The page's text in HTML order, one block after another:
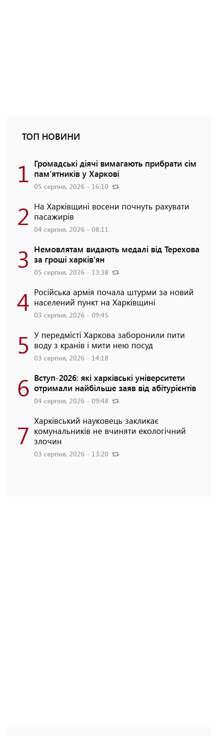
ТОП НОВИНИ
1 Громадські діячі вимагають прибрати сім
пам'ятників у Харкові
05 серпня, 2026 - 16:10
2 На Харківщині восени почнуть рахувати
пасажирів
04 серпня, 2026 - 08:11
3 Немовлятам видають медалі від Терехова
за гроші харків'ян
05 серпня, 2026 - 13:38
4 Російська армія почала штурми за новий
населений пункт на Харківщині
03 серпня, 2026 - 09:45
5 У передмісті Харкова заборонили пити
воду з кранів і мити нею посуд
03 серпня, 2026 - 14:18
6 Вступ-2026: які харківські університети
отримали найбільше заяв від абітурієнтів
04 серпня, 2026 - 09:48
7 Харківський науковець закликає
комунальників не вчиняти екологічний
злочин
03 серпня, 2026 - 13:20